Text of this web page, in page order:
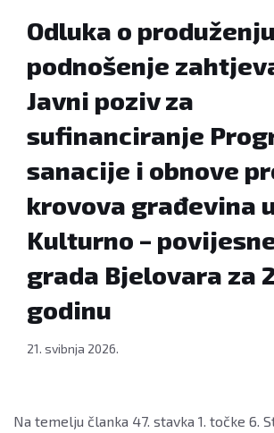
Odluka o
podnošenje
Javni poziv za
sufinanciranje
sanacije i obnove
krovova građevina
Kulturno –
grada Bjelovara za
godinu
21. svibnja 2026.
Na temelju članka 47. stavka 1. točke 6.